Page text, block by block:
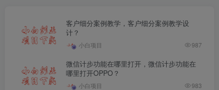
客户细分案例教学，客户细分案例教学设
计？
小白项目 987
微信计步功能在哪里打开，微信计步功能在
哪里打开OPPO？
小白项目 983